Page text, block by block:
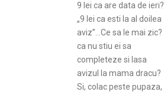
9 lei ca are data de ieri?.
„9 lei ca esti la al doilea
aviz”…Ce sa le mai zic?
ca nu stiu ei sa
completeze si lasa
avizul la mama dracu?
Si, colac peste pupaza,